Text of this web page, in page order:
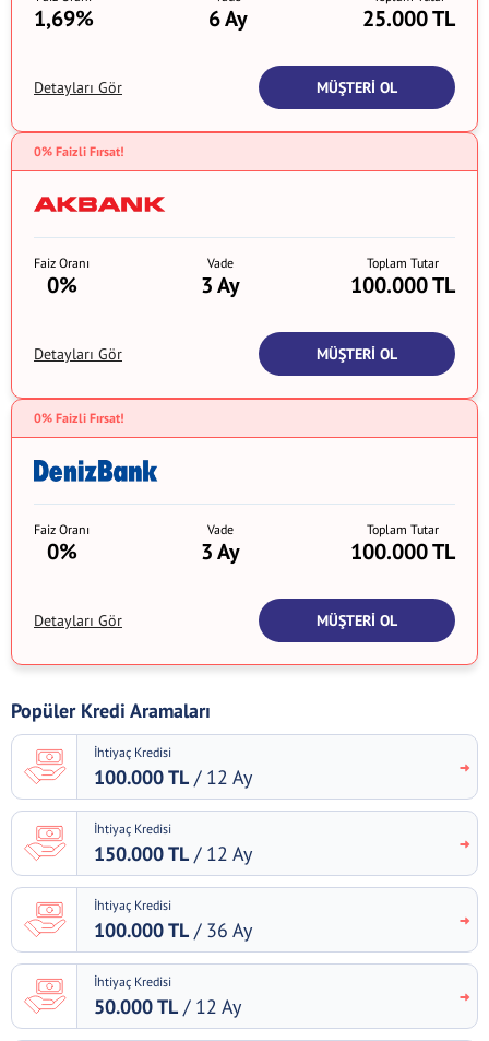
1,69% 6 Ay 25.000 TL
Detayları Gör MÜŞTERİ OL
0% Faizli Fırsat!
Faiz Oranı
0%
Vade
3 Ay
Toplam Tutar
100.000 TL
Detayları Gör MÜŞTERİ OL
0% Faizli Fırsat!
Faiz Oranı
0%
Vade
3 Ay
Toplam Tutar
100.000 TL
Detayları Gör MÜŞTERİ OL
Popüler Kredi Aramaları
İhtiyaç Kredisi
100.000 TL / 12 Ay
İhtiyaç Kredisi
150.000 TL / 12 Ay
İhtiyaç Kredisi
100.000 TL / 36 Ay
İhtiyaç Kredisi
50.000 TL / 12 Ay